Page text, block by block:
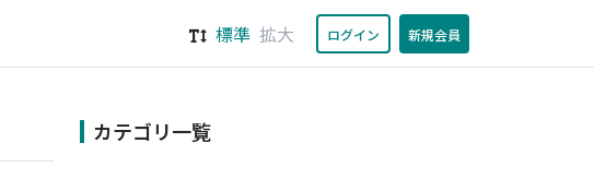
標準 拡大 ログイン 新規会員
カテゴリ一覧